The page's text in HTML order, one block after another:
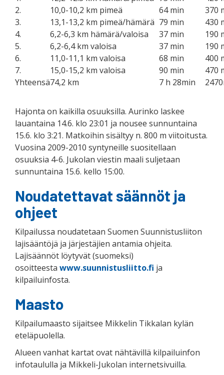
2.
10,0-10,2 km pimeä 64 min
370
3.
13,1-13,2 km pimeä/hämärä 79 min
430
4.
6,2-6,3 km hämärä/valoisa 37 min
190
5.
6,2-6,4 km valoisa 37 min
190
6.
11,0-11,1 km valoisa 68 min
400
7.
15,0-15,2 km valoisa 90 min
470
Yhteensä74,2 km 7 h 28min
Hajonta on kaikilla osuuksilla. Aurinko laskee
lauantaina 14.6. klo 23:01 ja nousee sunnuntaina
15.6. klo 3:21. Matkoihin sisältyy n. 800 m viitoitusta.
Vuosina 2009-2010 syntyneille suositellaan
osuuksia 4-6. Jukolan viestin maali suljetaan
sunnuntaina 15.6. kello 15:00.
Noudatettavat säännöt ja
ohjeet
Kilpailussa noudatetaan Suomen Suunnistusliiton
lajisääntöjä ja järjestäjien antamia ohjeita.
Lajisäännöt löytyvät (suomeksi)
osoitteesta www.suunnistusliitto.fi ja
kilpailuinfosta.
Maasto
Kilpailumaasto sijaitsee Mikkelin Tikkalan kylän
eteläpuolella.
Alueen vanhat kartat ovat nähtävillä kilpailuinfon
infotaululla ja Mikkeli-Jukolan internetsivuilla.